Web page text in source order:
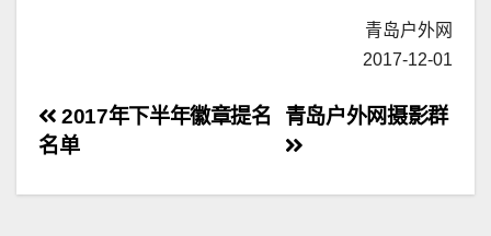
青岛户外网
2017-12-01
文
章
青岛户外网摄影群
2017年下半年徽章提名
名单